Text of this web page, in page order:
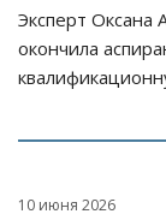
Эксперт Оксана
окончила
10 июня 2026